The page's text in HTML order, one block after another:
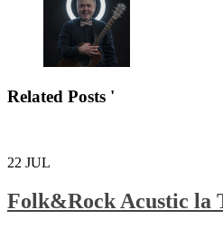
Related Posts '
22 JUL
Folk&Rock Acustic la